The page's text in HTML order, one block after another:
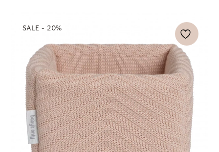
SALE - 20%